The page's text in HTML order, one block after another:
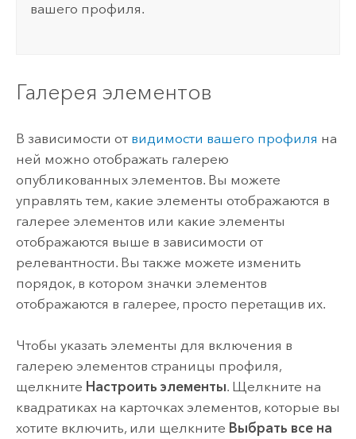
вашего профиля.
Галерея элементов
В зависимости от видимости вашего профиля на
ней можно отображать галерею
опубликованных элементов. Вы можете
управлять тем, какие элементы отображаются в
галерее элементов или какие элементы
отображаются выше в зависимости от
релевантности. Вы также можете изменить
порядок, в котором значки элементов
отображаются в галерее, просто перетащив их.
Чтобы указать элементы для включения в
галерею элементов страницы профиля,
щелкните Настроить элементы. Щелкните на
квадратиках на карточках элементов, которые вы
хотите включить, или щелкните Выбрать все на